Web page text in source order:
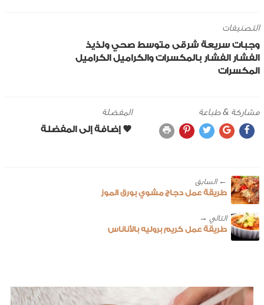
التصنيفات
وجبات سريعة شرقى متوسط صحي ولذيذ
الفشار الفشار بالمكسرات والكراميل الكراميل
المكسرات
مشاركة & طباعة المفضلة
← ‎السابق
طريقة عمل دجاج مشوي بورق الموز
طريقة عمل كريم بروليه بالأناناس